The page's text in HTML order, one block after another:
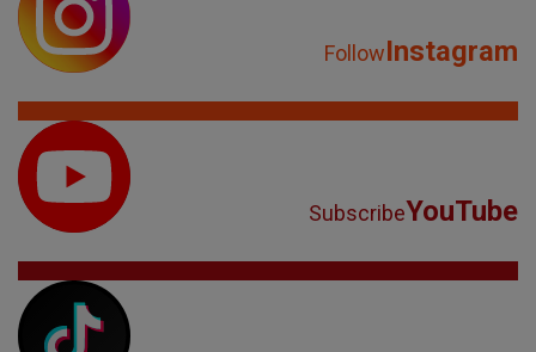
FollowInstagram
SubscribeYouTube